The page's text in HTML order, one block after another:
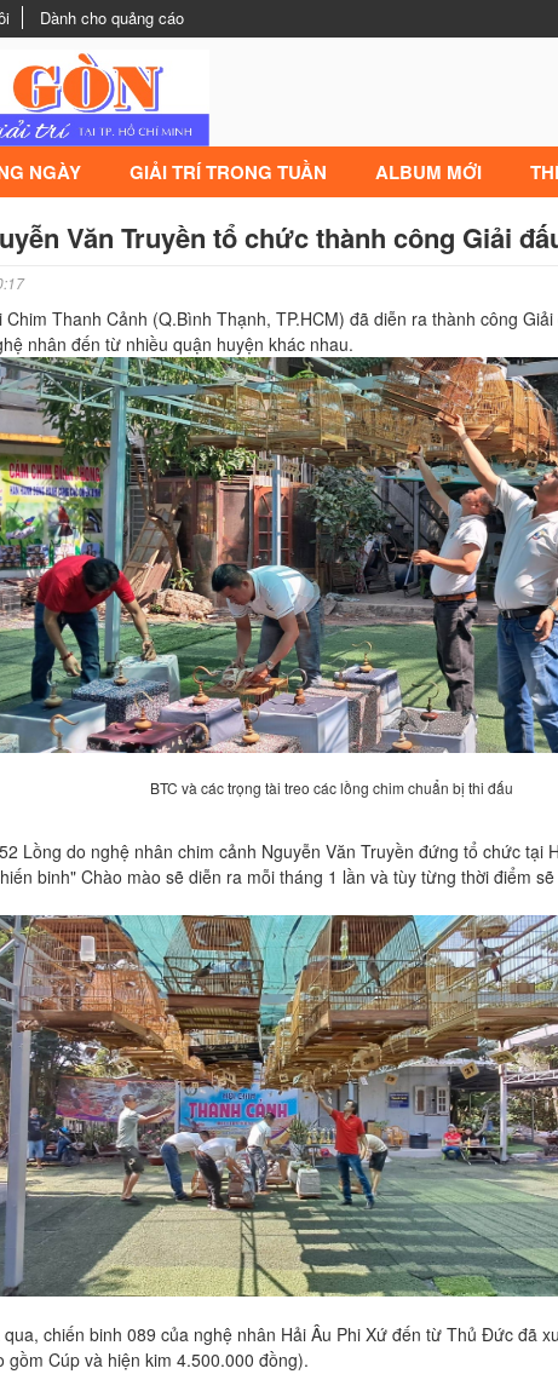
Dành cho quảng cáo
NGÀY GIẢI TRÍ TRONG TUẦN ALBUM MỚI
Văn Truyền tổ chức thành công Giải
Thanh Cảnh (Q.Bình Thạnh, TP.HCM) đã diễn ra thành công
nhân đến từ nhiều quận huyện khác nhau.
BTC và các trọng tài treo các lồng chim chuẩn bị thi đấu
Lồng do nghệ nhân chim cảnh Nguyễn Văn Truyền đứng tổ chức tại
binh" Chào mào sẽ diễn ra mỗi tháng 1 lần và tùy từng thời điểm
chiến binh 089 của nghệ nhân Hải Âu Phi Xứ đến từ Thủ Đức đã
gồm Cúp và hiện kim 4.500.000 đồng).